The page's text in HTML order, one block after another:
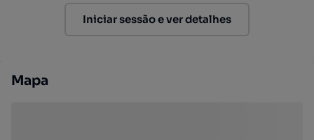
Iniciar sessão e ver detalhes
Mapa